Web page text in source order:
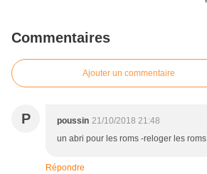
Commentaires
Ajouter un commentaire
P poussin 21/10/2018 21:48
un abri pour les roms -reloger les roms
Répondre